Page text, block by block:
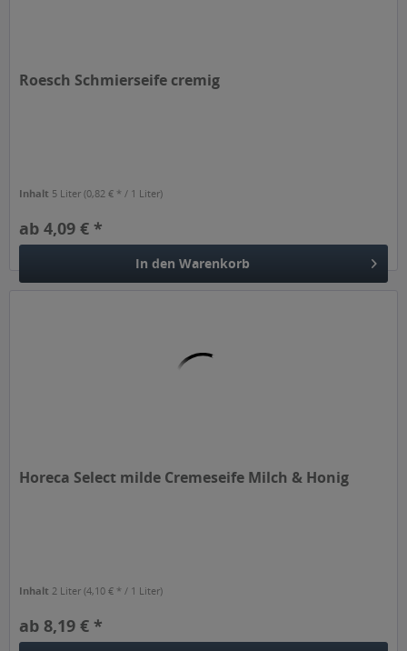
Roesch Schmierseife cremig
Inhalt 5 Liter(0,82 € * / 1 Liter)
ab 4,09 € *
In den Warenkorb
Horeca Select milde Cremeseife Milch & Honig
Inhalt2 Liter(4,10 € * / 1 Liter)
ab 8,19 € *